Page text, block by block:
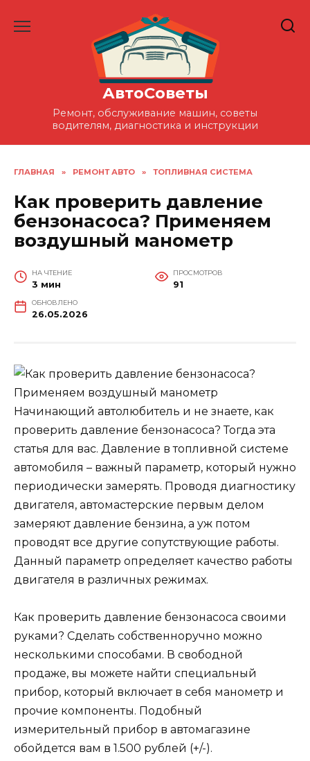
АвтоСоветы
Ремонт, обслуживание машин, советы
водителям, диагностика и инструкции
ГЛАВНАЯ » РЕМОНТ АВТО » ТОПЛИВНАЯ СИСТЕМА
Как проверить давление
бензонасоса? Применяем
воздушный манометр
НА ЧТЕНИЕ
3 мин
ПРОСМОТРОВ
91
ОБНОВЛЕНО
26.05.2026
Начинающий автолюбитель и не знаете, как
проверить давление бензонасоса? Тогда эта
статья для вас. Давление в топливной системе
автомобиля – важный параметр, который нужно
периодически замерять. Проводя диагностику
двигателя, автомастерские первым делом
замеряют давление бензина, а уж потом
проводят все другие сопутствующие работы.
Данный параметр определяет качество работы
двигателя в различных режимах.
Как проверить давление бензонасоса своими
руками? Сделать собственноручно можно
несколькими способами. В свободной
продаже, вы можете найти специальный
прибор, который включает в себя манометр и
прочие компоненты. Подобный
измерительный прибор в автомагазине
обойдется вам в 1.500 рублей (+/-).